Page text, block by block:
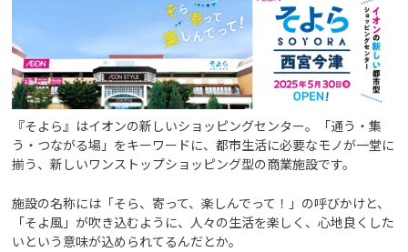
『そよら』はイオンの新しいショッピングセンター。「通う・集
う・つながる場」をキーワードに、都市生活に必要なモノが一堂に
揃う、新しいワンストップショッピング型の商業施設です。
施設の名称には「そら、寄って、楽しんでって！」の呼びかけと、
「そよ風」が吹き込むように、人々の生活を楽しく、心地良くした
いという意味が込められてるんだとか。